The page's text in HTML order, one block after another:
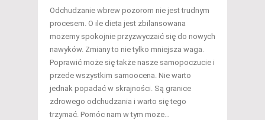
Odchudzanie wbrew pozorom nie jest trudnym
procesem. O ile dieta jest zbilansowana
możemy spokojnie przyzwyczaić się do nowych
nawyków. Zmiany to nie tylko mniejsza waga.
Poprawić może się także nasze samopoczucie i
przede wszystkim samoocena. Nie warto
jednak popadać w skrajności. Są granice
zdrowego odchudzania i warto się tego
trzymać. Pomóc nam w tym może…